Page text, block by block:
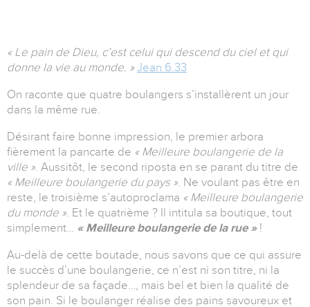
« Le pain de Dieu, c’est celui qui descend du ciel et qui
donne la vie au monde. » Jean 6.33
On raconte que quatre boulangers s’installèrent un jour
dans la même rue.
Désirant faire bonne impression, le premier arbora
fièrement la pancarte de « Meilleure boulangerie de la
ville ». Aussitôt, le second riposta en se parant du titre de
« Meilleure boulangerie du pays ». Ne voulant pas être en
reste, le troisième s’autoproclama « Meilleure boulangerie
du monde ». Et le quatrième ? Il intitula sa boutique, tout
simplement… « Meilleure boulangerie de la rue » !
Au-delà de cette boutade, nous savons que ce qui assure
le succès d’une boulangerie, ce n’est ni son titre, ni la
splendeur de sa façade…, mais bel et bien la qualité de
son pain. Si le boulanger réalise des pains savoureux et